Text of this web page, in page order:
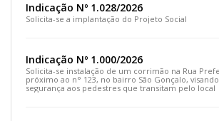
Indicação Nº 1.028/2026
Solicita-se a implantação do Projeto Social
Indicação Nº 1.000/2026
Solicita-se instalação de um corrimão na Rua
próximo ao n° 123, no bairro São Gonçalo,
segurança aos pedestres que transitam pelo local